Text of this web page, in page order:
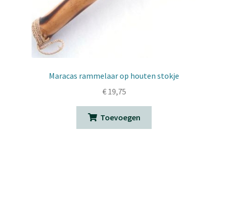
Maracas rammelaar op houten stokje
€19,75
Toevoegen